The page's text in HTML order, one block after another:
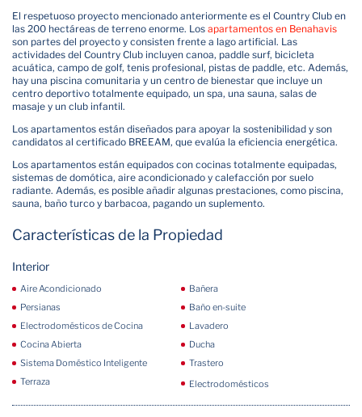
El respetuoso proyecto mencionado anteriormente es el Country Club en
las 200 hectáreas de terreno enorme. Los apartamentos en Benahavis
son partes del proyecto y consisten frente a lago artificial. Las
actividades del Country Club incluyen canoa, paddle surf, bicicleta
acuática, campo de golf, tenis profesional, pistas de paddle, etc. Además,
hay una piscina comunitaria y un centro de bienestar que incluye un
centro deportivo totalmente equipado, un spa, una sauna, salas de
masaje y un club infantil.
Los apartamentos están diseñados para apoyar la sostenibilidad y son
candidatos al certificado BREEAM, que evalúa la eficiencia energética.
Los apartamentos están equipados con cocinas totalmente equipadas,
sistemas de domótica, aire acondicionado y calefacción por suelo
radiante. Además, es posible añadir algunas prestaciones, como piscina,
sauna, baño turco y barbacoa, pagando un suplemento.
Características de la Propiedad
Interior
Aire Acondicionado
Bañera
Persianas
Baño en-suite
Electrodomésticos de Cocina
Lavadero
Cocina Abierta
Ducha
Sistema Doméstico Inteligente
Trastero
Terraza
Electrodomésticos